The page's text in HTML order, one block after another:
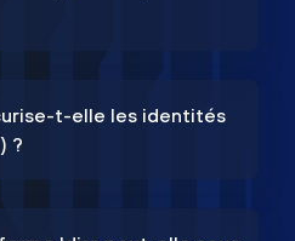
t-elle les identités
?